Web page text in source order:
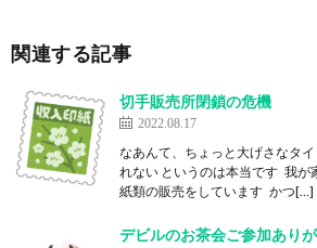
関連する記事
切手販売所閉鎖の危機
2022.08.17
なあんて、ちょっと大げさなタ
れない というのは本当です
紙類の販売をしています かつ[…]
デビルのお茶会ご参加あり